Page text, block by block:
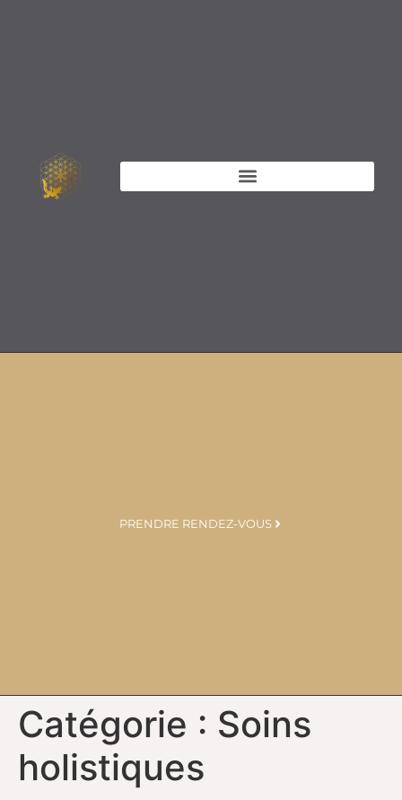
PRENDRE RENDEZ-VOUS
Catégorie : Soins
holistiques